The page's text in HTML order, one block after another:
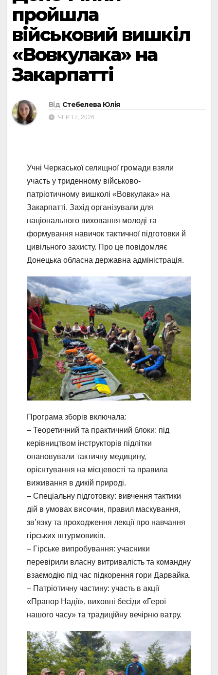
пройшла
військовий вишкіл
«Вовкулака» на
Закарпатті
Від Стебелева Юлія
ЧЕР 17, 2026
Учні Черкаської селищної громади взяли
участь у триденному військово-
патріотичному вишколі «Вовкулака» на
Закарпатті. Захід організували для
національного виховання молоді та
формування навичок тактичної підготовки й
цивільного захисту. Про це повідомляє
Донецька обласна державна адміністрація.
Програма зборів включала:
– Теоретичний та практичний блоки: під
керівництвом інструкторів підлітки
опановували тактичну медицину,
орієнтування на місцевості та правила
виживання в дикій природі.
– Спеціальну підготовку: вивчення тактики
дій в умовах височин, правил маскування,
зв’язку та проходження лекції про навчання
гірських штурмовиків.
– Гірське випробування: учасники
перевірили власну витривалість та командну
взаємодію під час підкорення гори Дарвайка.
– Патріотичну частину: участь в акції
«Прапор Надії», виховні бесіди «Герої
нашого часу» та традиційну вечірню ватру.